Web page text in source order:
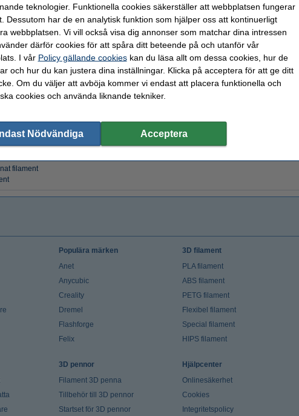
filament 1,75 mm Polykarbonat filament
1,75 mm filament
filament
Populära märken
Anet
Anycubic
Creality
Dremel
Flashforge
Felix
3D filament
PLA filament
ABS filament
PETG filament
Flexibel filament
Special filament
HIPS filament
3D pennor
Filament 3D penna
Tillbehör till 3D pennor
Startset för 3D pennor
Hjälpcenter
Onlinesäkerhet
Cookies
Integritetspolicy
teknologier. Funktionella cookies säkerställer att webbplatsen fungerar
Dessutom har de en analytisk funktion som hjälper oss att kontinuerligt
webbplatsen. Vi vill också visa dig annonser som matchar dina intressen
därför cookies för att spåra ditt beteende på och utanför vår
I vår Policy gällande cookieskan du läsa allt om dessa cookies, hur de
och hur du kan justera dina inställningar. Klicka på acceptera för att ge ditt
Om du väljer att avböja kommer vi endast att placera funktionella och
cookies och använda liknande tekniker.
Nödvändiga Acceptera